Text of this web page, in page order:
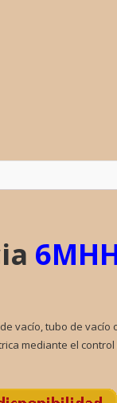
vacío, tubo de vacío
mediante el